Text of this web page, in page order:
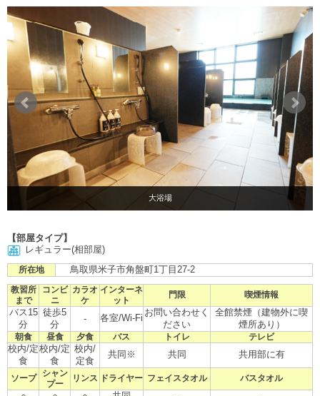
大浴場
【部屋タイプ】
レギュラー(相部屋)
所在地 鳥取県米子市角盤町1丁目27-2
教習所
まで
コンビ
ニ
カラオ
ケ
インターネ
ット
門限 喫煙情報
バス15
分
徒歩5
分
- 各室/Wi-Fi
お問い合わせく
ださい
全館禁煙（建物外に喫
煙所あり）
朝食 昼食 夕食 バス トイレ テレビ
校内/定
食
校内/定
食
校内/
定食
共同※ 共同 共用部に有
ソープ
シャン
プー
リンス ドライヤー フェイスタオル バスタオル